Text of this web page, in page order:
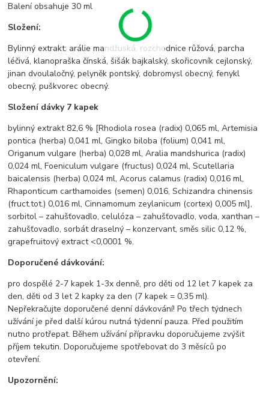
Balení obsahuje 30 ml
Složení:
Bylinný extrakt: arálie mandžuská, rozchodnice růžová, parcha
léčivá, klanopraška čínská, šišák bajkalský, skořicovník cejlonský,
jinan dvoulaločný, pelyněk pontský, dobromysl obecný, fenykl
obecný, puškvorec obecný.
Složení dávky 7 kapek
bylinný extrakt 82,6 % [Rhodiola rosea (radix) 0,065 ml, Artemisia
pontica (herba) 0,041 ml, Gingko biloba (folium) 0,041 ml,
Origanum vulgare (herba) 0,028 ml, Aralia mandshurica (radix)
0,024 ml, Foeniculum vulgare (fructus) 0,024 ml, Scutellaria
baicalensis (herba) 0,024 ml, Acorus calamus (radix) 0,016 ml,
Rhaponticum carthamoides (semen) 0,016, Schizandra chinensis
(fruct.tot.) 0,016 ml, Cinnamomum zeylanicum (cortex) 0,005 ml],
sorbitol – zahušťovadlo, celulóza – zahušťovadlo, voda, xanthan –
zahušťovadlo, sorbát draselný – konzervant, směs silic 0,12 %,
grapefruitový extract <0,0001 %.
Doporučené dávkování:
pro dospělé 2-7 kapek 1-3x denně, pro děti od 12 let 7 kapek za
den, děti od 3 let 2 kapky za den (7 kapek = 0,35 ml).
Nepřekračujte doporučené denní dávkování! Po třech týdnech
užívání je před další kúrou nutná týdenní pauza. Před použitím
nutno protřepat. Během užívání přípravku doporučujeme zvýšit
příjem tekutin. Doporučujeme spotřebovat do 3 měsíců po
otevření.
Upozornění: